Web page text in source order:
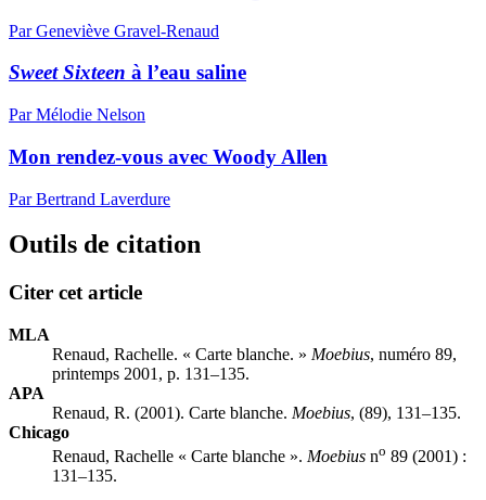
Par Geneviève Gravel-Renaud
Sweet Sixteen à l’eau saline
Par Mélodie Nelson
Mon rendez-vous avec Woody Allen
Par Bertrand Laverdure
Outils de citation
Citer cet article
MLA
Renaud, Rachelle. « Carte blanche. » Moebius, numéro 89,
printemps 2001, p. 131–135.
APA
Renaud, R. (2001). Carte blanche. Moebius, (89), 131–135.
Chicago
Renaud, Rachelle « Carte blanche ». Moebius no 89 (2001) :
131–135.